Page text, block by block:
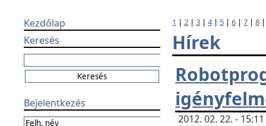
Kezdőlap
Keresés
Bejelentkezés
1 | 2 | 3 | 4| 5 | 6 | 7 | 8
Hírek
2012. 02. 22. -